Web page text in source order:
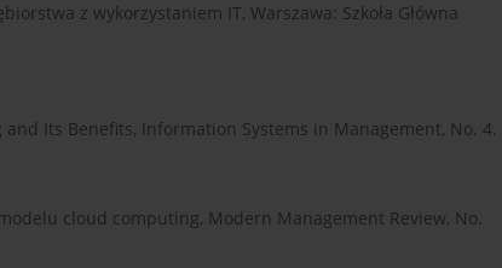
z wykorzystaniem IT, Warszawa: Szkoła Główna
and Its Benefits, Information Systems in Management, No. 4.
cloud computing, Modern Management Review, No.